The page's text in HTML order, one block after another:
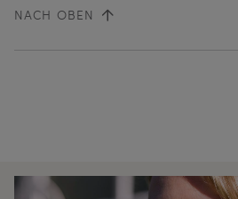
NACH OBEN